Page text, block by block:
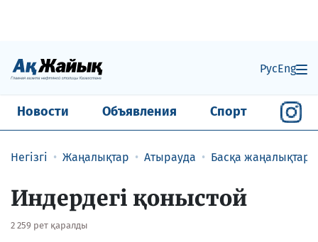
РусEng
Новости Объявления Спорт
Негізгі Жаңалықтар Атырауда Басқа жаңалықтар
​Индердегі қоныстой
2 259 рет қаралды